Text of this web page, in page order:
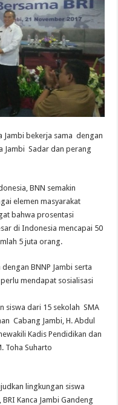
Jambi bekerja sama dengan
Jambi Sadar dan perang
BNN semakin
elemen masyarakat
bahwa prosentasi
di Indonesia mencapai 50
5 juta orang.
BNNP Jambi serta
mendapat sosialisasi
siswa dari 15 sekolah SMA
Cabang Jambi, H. Abdul
Kadis Pendidikan dan
Toha Suharto
lingkungan siswa
Kanca Jambi Gandeng